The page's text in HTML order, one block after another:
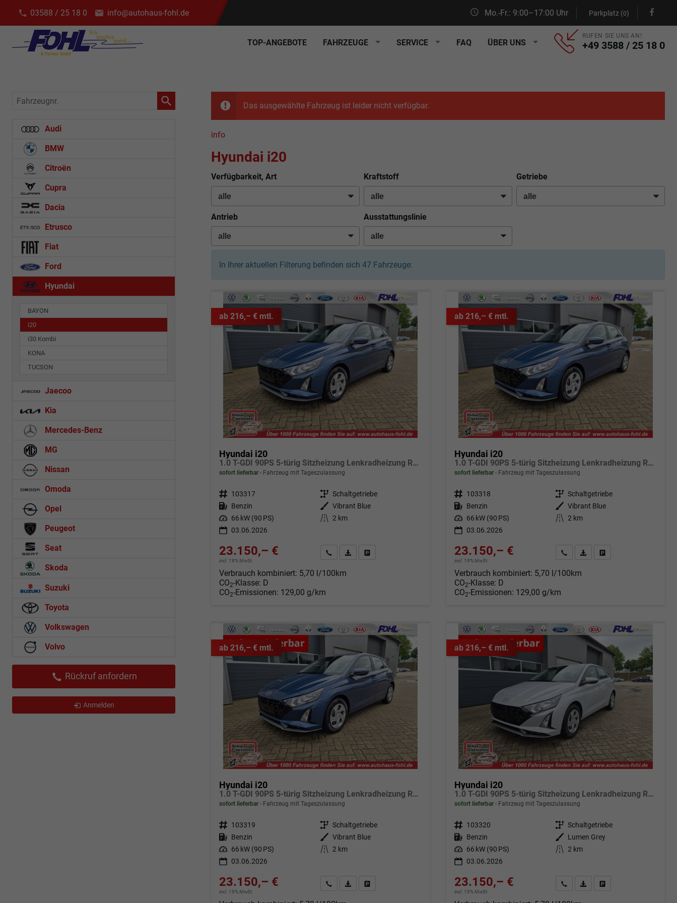
03588 / 25 18 0 info@autohaus-fohl.de Mo.-Fr.: 9:00–17:00 Uhr Parkplatz (0)
TOP-ANGEBOTE FAHRZEUGE SERVICE FAQ ÜBER UNS
RUFEN SIE UNS AN!
+49 3588 / 25 18 0
Das ausgewählte Fahrzeug ist leider nicht verfügbar.
info
Hyundai i20
Verfügbarkeit, Art Kraftstoff Getriebe
Antrieb Ausstattungslinie
In Ihrer aktuellen Filterung befinden sich47 Fahrzeuge:
ab 216,– € mtl.
Hyundai i20
1.0 T-GDI 90PS 5-türig Sitzheizung Lenkradheizung Rückf.Kamera PDC Klima Apple CarPlay Android Auto Tempomat Touchscreen
sofort lieferbar Fahrzeug mit Tageszulassung
Fahrzeugnr. 103317 Getriebe Schaltgetriebe
Kraftstoff Benzin Außenfarbe Vibrant Blue
Leistung 66 kW (90 PS) Kilometerstand 2 km
03.06.2026
23.150,– €
incl. 19% MwSt.
Angebot anfordern
Fahrzeugexpose (PDF)
Verbrauch kombiniert: 5,70 l/100km
CO2-Klasse: D
CO2-Emissionen: 129,00 g/km
ab 216,– € mtl.
Hyundai i20
1.0 T-GDI 90PS 5-türig Sitzheizung Lenkradheizung Rückf.Kamera PDC Klima Apple CarPlay Android Auto Tempomat Touchscreen
sofort lieferbar Fahrzeug mit Tageszulassung
Fahrzeugnr. 103318 Getriebe Schaltgetriebe
Kraftstoff Benzin Außenfarbe Vibrant Blue
Leistung 66 kW (90 PS) Kilometerstand 2 km
03.06.2026
23.150,– €
incl. 19% MwSt.
Angebot anfordern
Fahrzeugexpose (PDF)
Fahrzeug parken
Verbrauch kombiniert: 5,70 l/100km
CO2-Klasse: D
CO2-Emissionen: 129,00 g/km
ab 216,– € mtl.
Hyundai i20
1.0 T-GDI 90PS 5-türig Sitzheizung Lenkradheizung Rückf.Kamera PDC Klima Apple CarPlay Android Auto Tempomat Touchscreen
sofort lieferbar Fahrzeug mit Tageszulassung
Fahrzeugnr. 103319 Getriebe Schaltgetriebe
Kraftstoff Benzin Außenfarbe Vibrant Blue
Leistung 66 kW (90 PS) Kilometerstand 2 km
03.06.2026
23.150,– €
incl. 19% MwSt.
Angebot anfordern
Fahrzeugexpose (PDF)
ab 216,– € mtl.
Hyundai i20
1.0 T-GDI 90PS 5-türig Sitzheizung Lenkradheizung Rückf.Kamera PDC Klima Apple CarPlay Android Auto Tempomat Touchscreen
sofort lieferbar Fahrzeug mit Tageszulassung
Fahrzeugnr. 103320 Getriebe Schaltgetriebe
Kraftstoff Benzin Außenfarbe
Lumen Grey
Leistung 66 kW (90 PS) Kilometerstand 2 km
03.06.2026
23.150,– €
incl. 19% MwSt.
Angebot anfordern
Fahrzeugexpose (PDF)
Fahrzeug parken
Fahrzeugnr.
Audi
BMW
Citroën
Cupra
Dacia
Etrusco
Fiat
Ford
Hyundai
BAYON
i20
i30 Kombi
KONA
TUCSON
Jaecoo
Kia
Mercedes-Benz
MG
Nissan
Omoda
Opel
Peugeot
Seat
Skoda
Suzuki
Toyota
Volkswagen
Volvo
Rückruf anfordern
Anmelden